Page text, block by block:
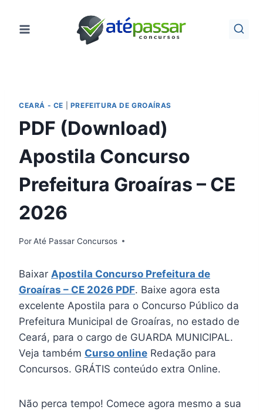
para
CEARÁ - CE PREFEITURA DE GROAÍRAS
PDF (Download)
Apostila Concurso
Prefeitura Groaíras – CE
2026
PorAté Passar Concursos
Baixar Apostila Concurso Prefeitura de
Groaíras – CE 2026 PDF. Baixe agora esta
excelente Apostila para o Concurso Público da
Prefeitura Municipal de Groaíras, no estado de
Ceará, para o cargo de GUARDA MUNICIPAL.
Veja também Curso online Redação para
Concursos. GRÁTIS conteúdo extra Online.
Não perca tempo! Comece agora mesmo a sua